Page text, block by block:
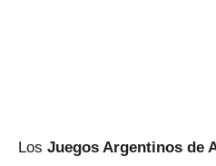
Los Juegos Argentinos de